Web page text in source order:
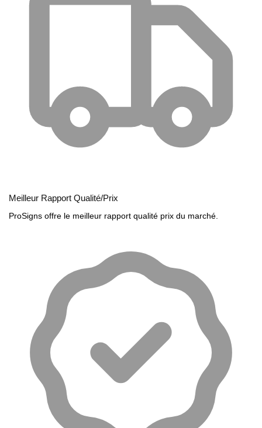
Meilleur Rapport Qualité/Prix
ProSigns offre le meilleur rapport qualité prix du marché.